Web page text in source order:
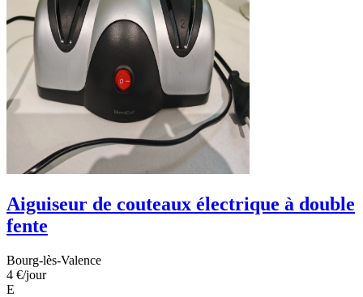
Aiguiseur de couteaux électrique à double
fente
Bourg-lès-Valence
4 €/jour
E